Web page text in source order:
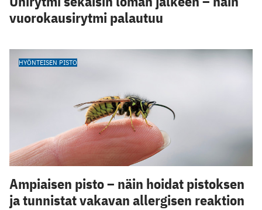
vuorokausirytmi palautuu
HYÖNTEISEN PISTO
Ampiaisen pisto – näin hoidat pistoksen
ja tunnistat vakavan allergisen reaktion